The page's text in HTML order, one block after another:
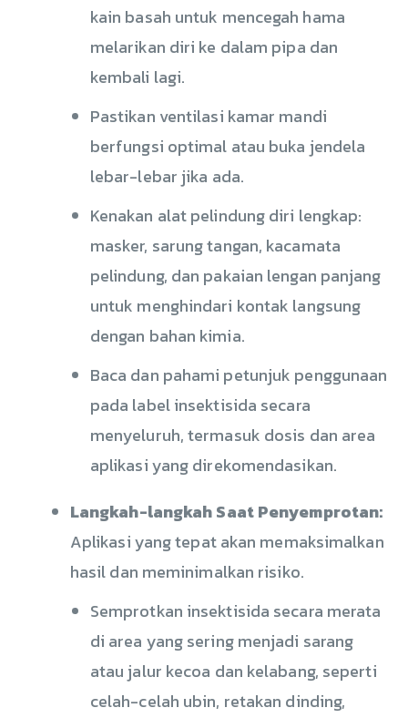
kain basah untuk mencegah hama
melarikan diri ke dalam pipa dan
kembali lagi.
Pastikan ventilasi kamar mandi
berfungsi optimal atau buka jendela
lebar-lebar jika ada.
Kenakan alat pelindung diri lengkap:
masker, sarung tangan, kacamata
pelindung, dan pakaian lengan panjang
untuk menghindari kontak langsung
dengan bahan kimia.
Baca dan pahami petunjuk penggunaan
pada label insektisida secara
menyeluruh, termasuk dosis dan area
aplikasi yang direkomendasikan.
Langkah-langkah Saat Penyemprotan:
Aplikasi yang tepat akan memaksimalkan
hasil dan meminimalkan risiko.
Semprotkan insektisida secara merata
di area yang sering menjadi sarang
atau jalur kecoa dan kelabang, seperti
celah-celah ubin, retakan dinding,